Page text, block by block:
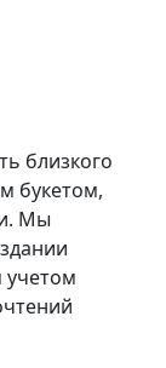
близкого
букетом,
Мы
учетом